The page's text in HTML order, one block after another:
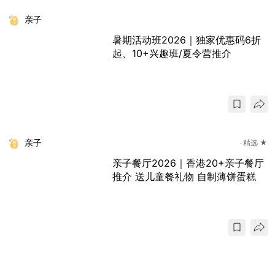
亲子
暑期活动班2026｜独家优惠码6折
起、10+兴趣班/夏令营推介
亲子 精选 ★
亲子餐厅2026｜香港20+亲子餐厅
推介 送儿童餐礼物 自制薄饼蛋糕